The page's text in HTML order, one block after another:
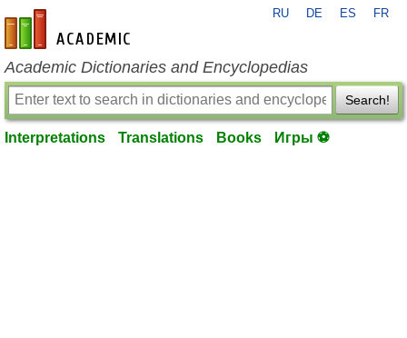
en-academic.com
RU DE ES FR
Academic Dictionaries and Encyclopedias
Search!
Interpretations Translations Books Игры ⚽